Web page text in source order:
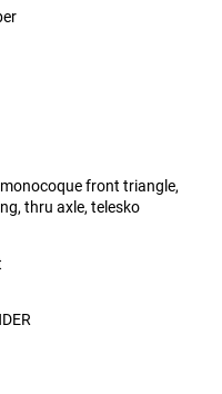
front triangle,
thru axle, telesko